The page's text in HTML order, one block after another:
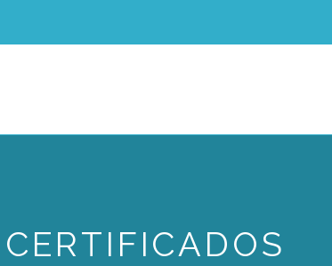
CERTIFICADOS